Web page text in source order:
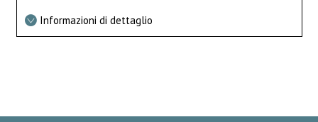
Informazioni di dettaglio